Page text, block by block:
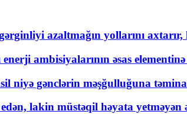
azaltmağın yollarını
ambisiyalarının əsas
niyə gənclərin məşğulluğuna
lakin müstəqil həyata yetməyən